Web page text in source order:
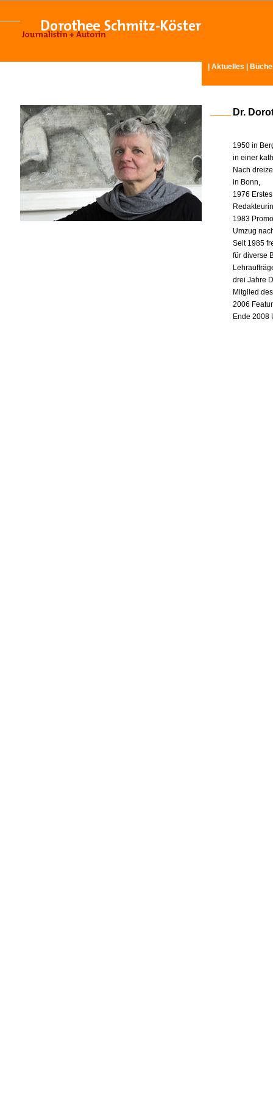
Aktuelles
Dr.
1950 in
in einer
Nach
in Bonn,
1976
1983
Umzug
Seit 1985
für diverse
drei Jahre
Mitglied
2006
Ende 2008